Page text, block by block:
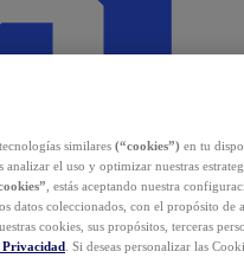
similares (“cookies”) en tu
el uso y optimizar nuestras
, estás aceptando nuestra
datos coleccionados, con el propósito de
cookies, sus propósitos, terceras
Privacidad . Si deseas personalizar las